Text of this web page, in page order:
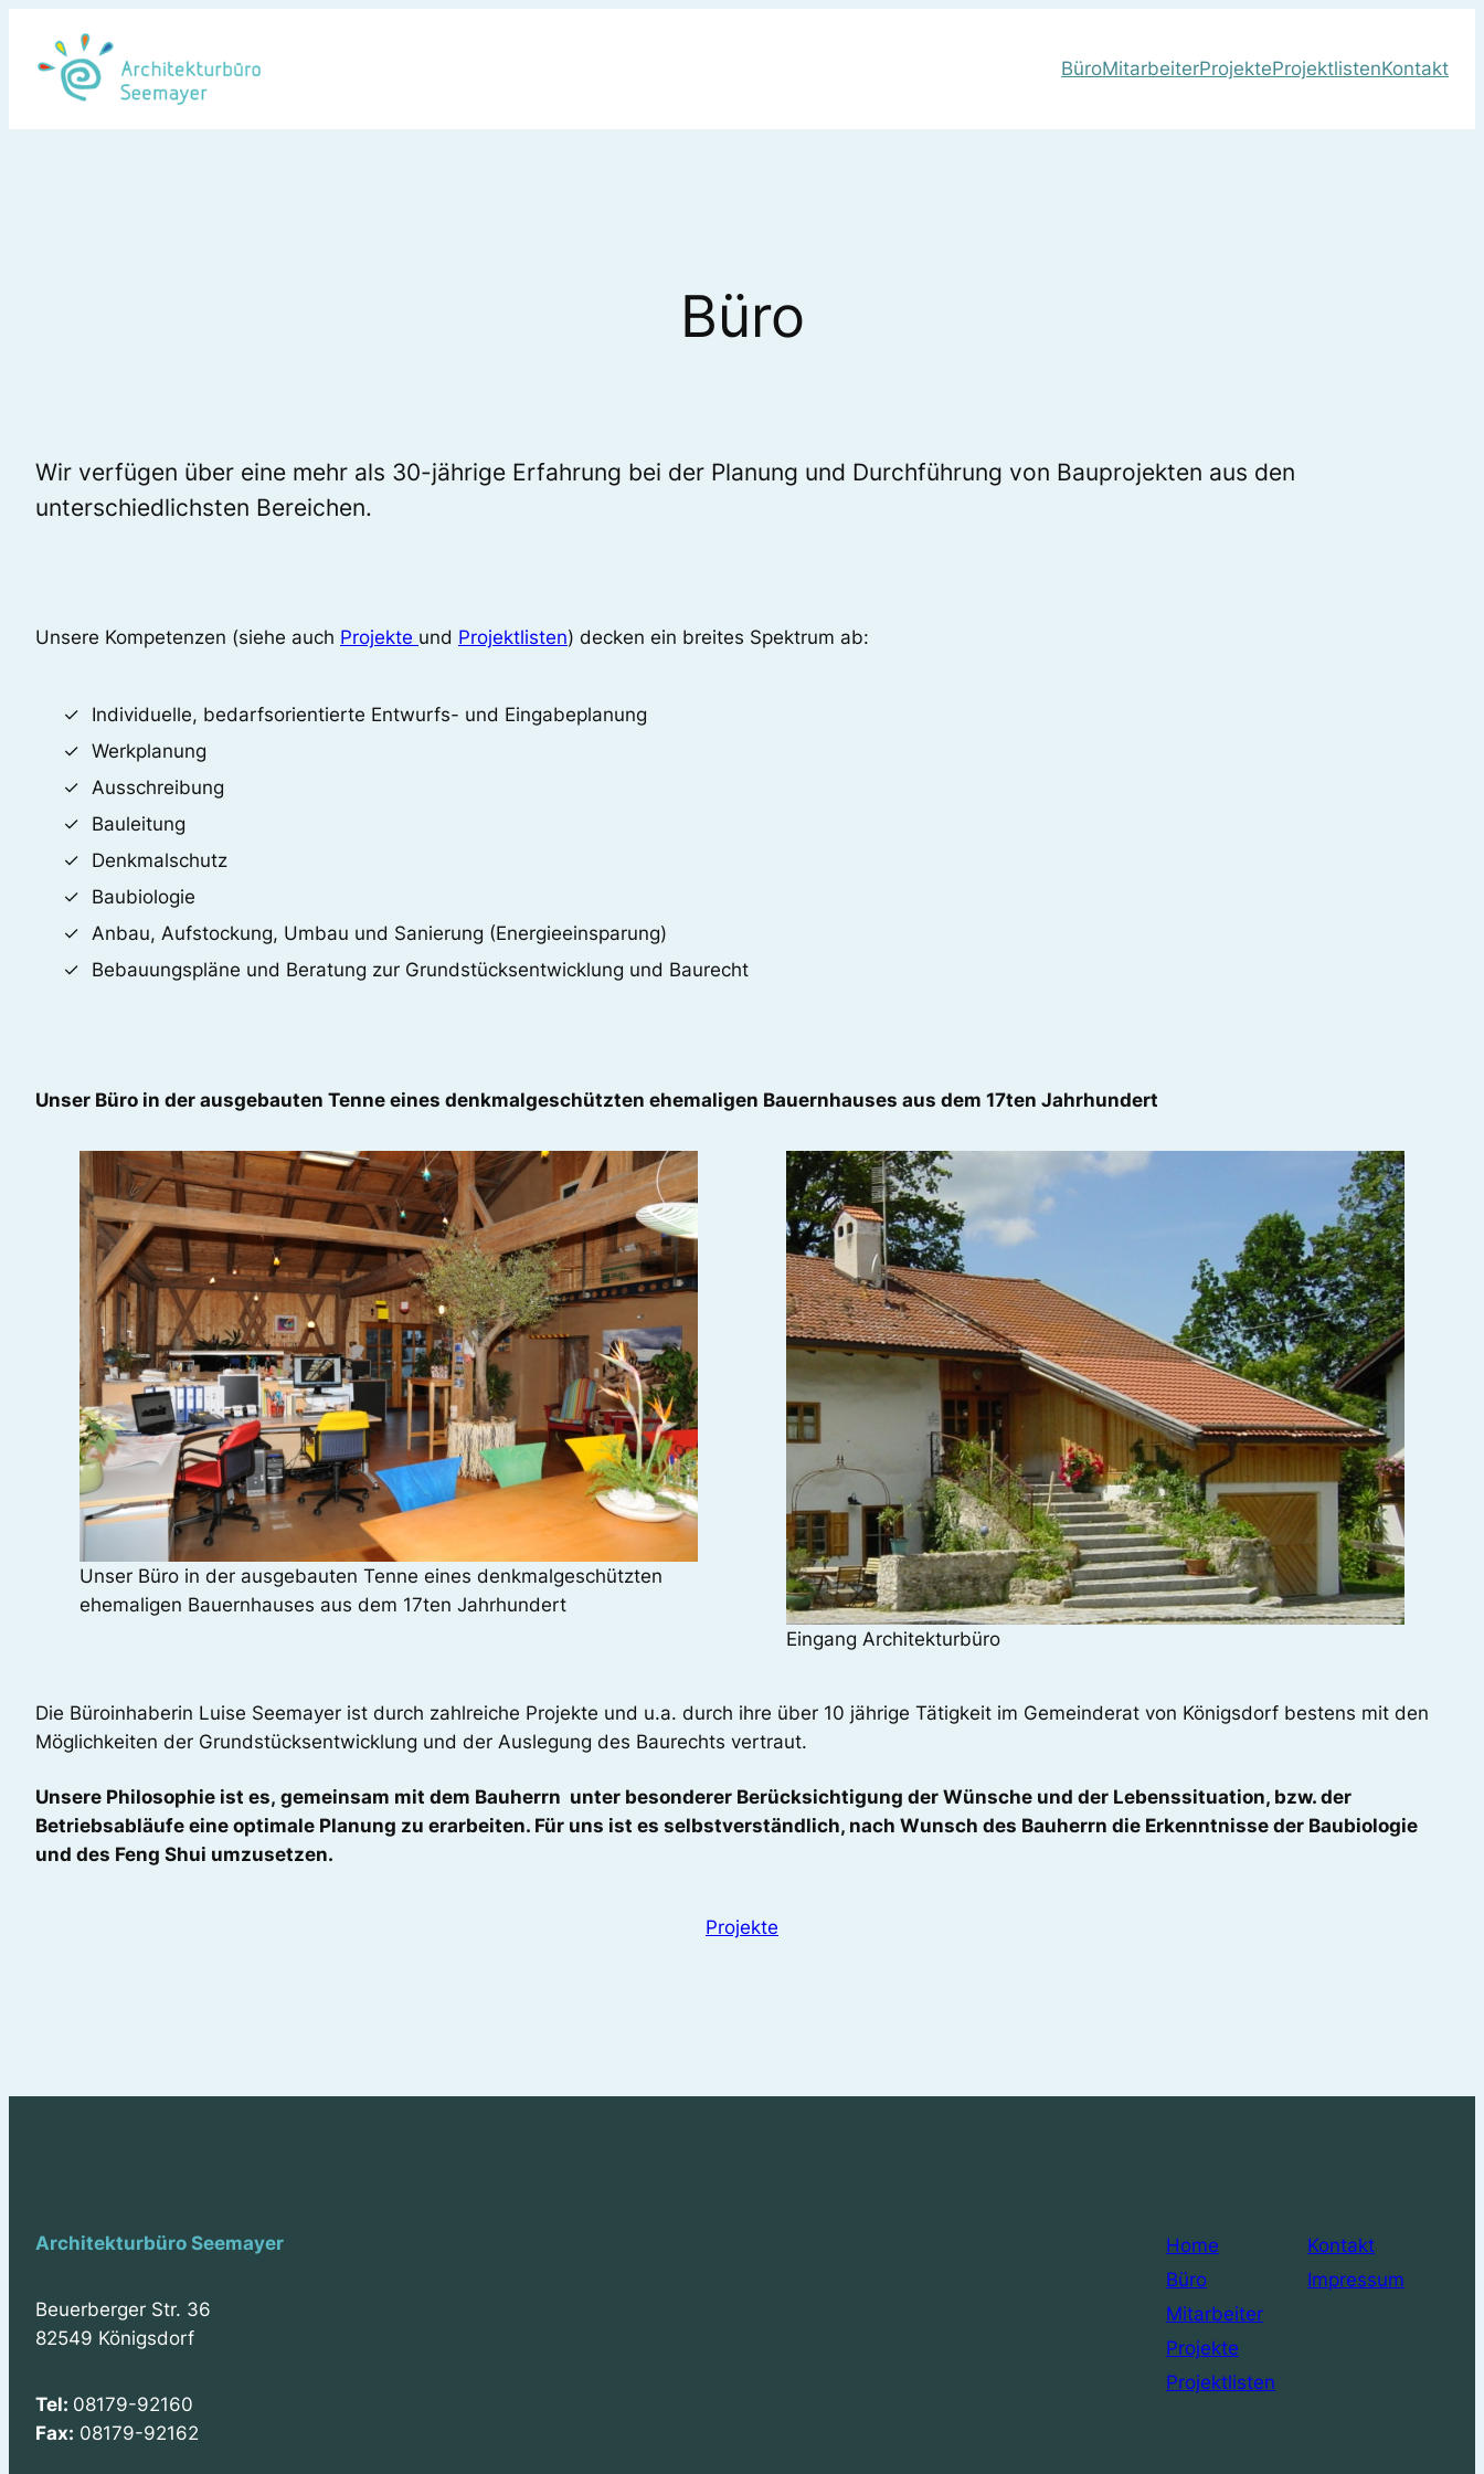
Inhalt
springen
BüroMitarbeiterProjekteProjektlistenKontakt
Büro
Wir verfügen über eine mehr als 30-jährige Erfahrung bei der Planung und Durchführung von Bauprojekten aus den
unterschiedlichsten Bereichen.
Unsere Kompetenzen (siehe auch Projekte und Projektlisten) decken ein breites Spektrum ab:
Individuelle, bedarfsorientierte Entwurfs- und Eingabeplanung
Werkplanung
Ausschreibung
Bauleitung
Denkmalschutz
Baubiologie
Anbau, Aufstockung, Umbau und Sanierung (Energieeinsparung)
Bebauungspläne und Beratung zur Grundstücksentwicklung und Baurecht
Unser Büro in der ausgebauten Tenne eines denkmalgeschützten ehemaligen Bauernhauses aus dem 17ten Jahrhundert
Unser Büro in der ausgebauten Tenne eines denkmalgeschützten
ehemaligen Bauernhauses aus dem 17ten Jahrhundert
Eingang Architekturbüro
Die Büroinhaberin Luise Seemayer ist durch zahlreiche Projekte und u.a. durch ihre über 10 jährige Tätigkeit im Gemeinderat von Königsdorf bestens mit den
Möglichkeiten der Grundstücksentwicklung und der Auslegung des Baurechts vertraut.
Unsere Philosophie ist es, gemeinsam mit dem Bauherrn unter besonderer Berücksichtigung der Wünsche und der Lebenssituation, bzw. der
Betriebsabläufe eine optimale Planung zu erarbeiten. Für uns ist es selbstverständlich, nach Wunsch des Bauherrn die Erkenntnisse der Baubiologie
und des Feng Shui umzusetzen.
Projekte
Architekturbüro Seemayer
Beuerberger Str. 36
82549 Königsdorf
Tel: 08179-92160
Fax: 08179-92162
Home
Büro
Mitarbeiter
Projekte
Projektlisten
Kontakt
Impressum